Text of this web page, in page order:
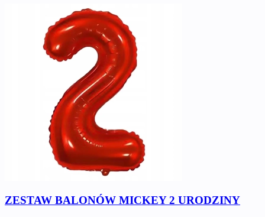
ZESTAW BALONÓW MICKEY 2 URODZINY